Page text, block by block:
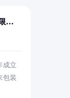
公
成立
包装